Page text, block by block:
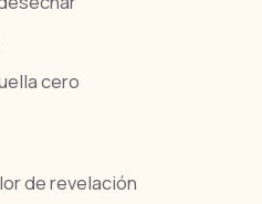
cero
de revelación